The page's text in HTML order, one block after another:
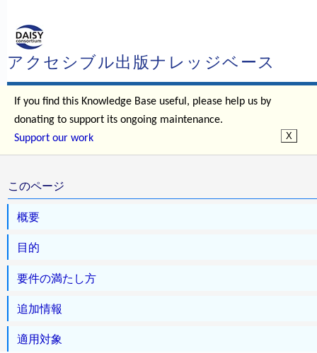
アクセシブル出版ナレッジベース
If you find this Knowledge Base useful, please help us by
donating to support its ongoing maintenance.
Support our work
このページ
概要
目的
要件の満たし方
追加情報
適用対象